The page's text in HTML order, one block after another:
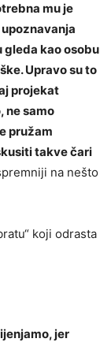
mu je
gleda kao osobu
Upravo su to
projekat
ne samo
pružam
takve čari
na nešto
koji odrasta
jer